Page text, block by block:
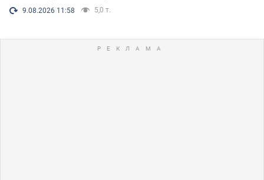
9.08.2026 11:58 5,0 т.